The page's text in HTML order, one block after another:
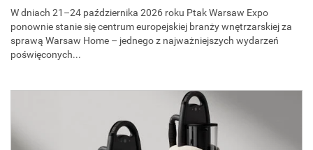
W dniach 21–24 października 2026 roku Ptak Warsaw Expo
ponownie stanie się centrum europejskiej branży wnętrzarskiej za
sprawą Warsaw Home – jednego z najważniejszych wydarzeń
poświęconych...